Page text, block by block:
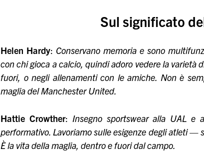
Sul significato
Helen Hardy: Conservano memoria e sono
con chi gioca a calcio, quindi adoro vedere la varietà
fuori, o negli allenamenti con le amiche. Non è
maglia del Manchester United.
Hattie Crowther: Insegno sportswear alla UAL e
performativo. Lavoriamo sulle esigenze degli atleti
È la vita della maglia, dentro e fuori dal campo.